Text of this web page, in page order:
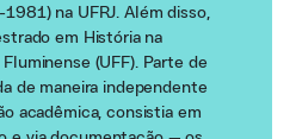
na UFRJ. Além disso,
em História na
(UFF). Parte de
de maneira independente
acadêmica, consistia em